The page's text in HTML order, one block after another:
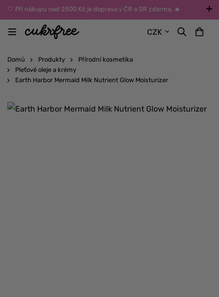
🤍 Při nákupu nad 2500 Kč je doprava v ČR a SR zdarma. 🔥
UPOZORNĚNÍ: Během léta vybírejte dopravu kurýrem nebo do Z-
BOXů umístěných uvnitř budov. Reklamace zboží způsobené
CZK
Domů Produkty
Přírodní kosmetika
Pleťové oleje a krémy
Earth Harbor Mermaid Milk Nutrient Glow Moisturizer